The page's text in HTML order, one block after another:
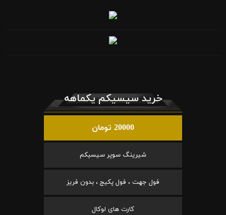
خرید سیسیکم یکماهه
20000 تومان
شیرینگ سوپر سیسیکم
فول جهت ، فول پکیج ، بدون فریز
کارت های لوکال